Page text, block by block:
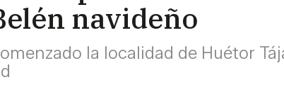
navideño
la localidad de Huétor